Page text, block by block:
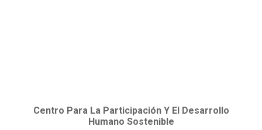
Centro Para La Participación Y El Desarrollo
Humano Sostenible